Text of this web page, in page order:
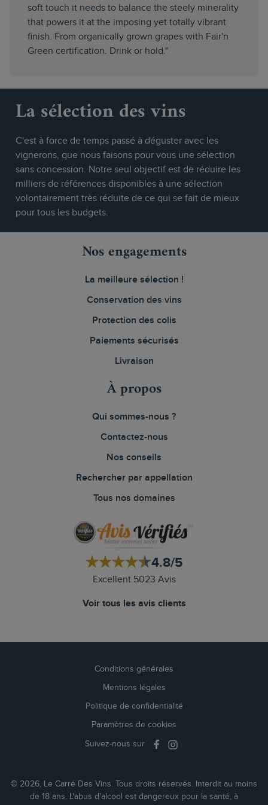
soft touch it needs to balance the steely minerality
that powers it at the imposing yet totally vibrant
finish. From organically grown grapes with Fair'n
Green certification. Drink or hold."
La sélection des vins
C'est à force de temps passé à déguster avec les
vignerons, que nous faisons pour vous une sélection
sans concession. Notre seul objectif est de réduire les
milliers de références disponibles à une sélection
volontairement très réduite de ce qui se fait de mieux
pour tous les budgets.
Nos engagements
La meilleure sélection !
Conservation des vins
Protection des colis
Paiements sécurisés
Livraison
À propos
Qui sommes-nous ?
Contactez-nous
Nos conseils
Rechercher par appellation
Tous nos domaines
4.8/5
Excellent 5023 Avis
Voir tous les avis clients
Conditions générales
Mentions légales
Politique de confidentialité
Paramètres de cookies
Suivez-nous sur
© 2026, Le Carré Des Vins. Tous droits réservés. Interdit au moins
de 18 ans. L'abus d'alcool est dangereux pour la santé, à